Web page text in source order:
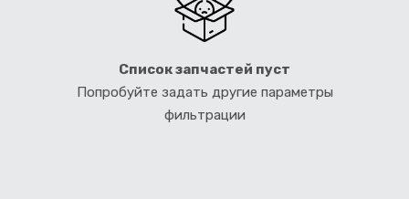
Список запчастей пуст
Попробуйте задать другие параметры
фильтрации